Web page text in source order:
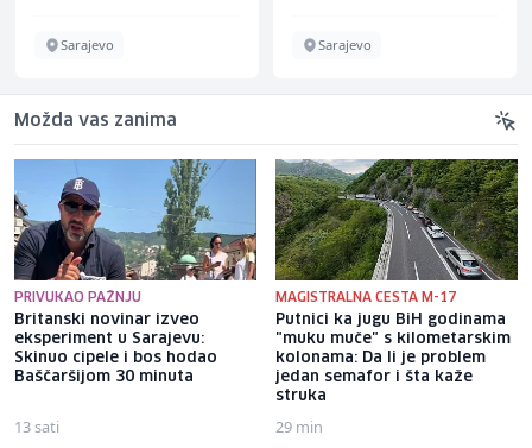
Sarajevo Sarajevo
Možda vas zanima
PRIVUKAO PAŽNJU
Britanski novinar izveo
eksperiment u Sarajevu:
Skinuo cipele i bos hodao
Baščaršijom 30 minuta
13 sati
MAGISTRALNA CESTA M-17
Putnici ka jugu BiH godinama
"muku muče" s kilometarskim
kolonama: Da li je problem
jedan semafor i šta kaže
struka
29 min